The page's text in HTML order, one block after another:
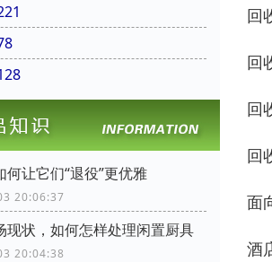
让它们“退役”更优雅
20:06:37
现状，如何怎样处理闲置厨具
20:04:38
回
回
回
回
面
酒